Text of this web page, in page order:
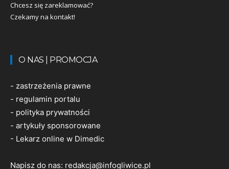
Chcesz się zareklamować?
Czekamy na kontakt!
O NAS | PROMOCJA
- zastrzeżenia prawne
- regulamin portalu
- polityka prywatności
- artykuły sponsorowane
- Lekarz online w Dimedic
Napisz do nas: redakcja@infogliwice.pl